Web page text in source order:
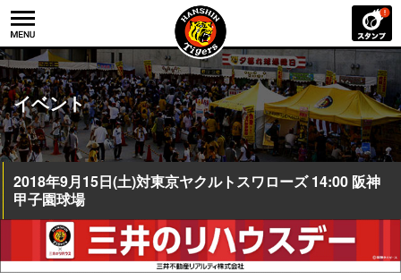
イベント
2018年9月15日(土)対東京ヤクルトスワローズ 14:00 阪神
甲子園球場